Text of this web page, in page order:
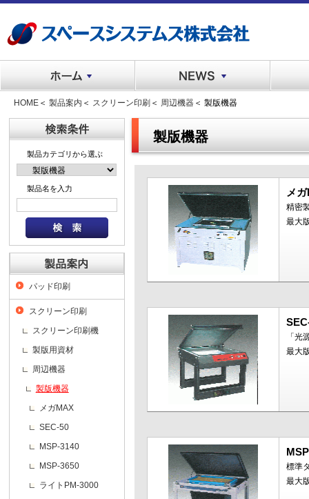
HOME ＜ 製品案内 ＜ スクリーン印刷 ＜ 周辺機器 ＜ 製版機器
製品カテゴリから選ぶ
製品名を入力
パッド印刷
スクリーン印刷
スクリーン印刷機
製版用資材
周辺機器
製版機器
メガMAX
SEC-50
MSP-3140
MSP-3650
ライトPM-3000
製版機器
メ
精密
最大
「光
最大
標準
最大